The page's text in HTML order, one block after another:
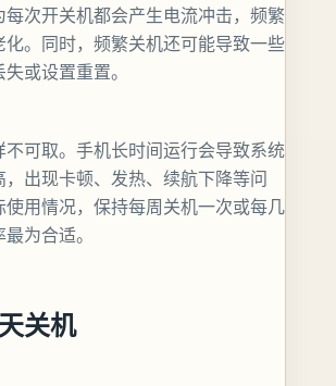
次开关机都会产生电流冲击，频繁
。同时，频繁关机还可能导致一些
或设置重置。
不可取。手机长时间运行会导致系统
出现卡顿、发热、续航下降等问
用情况，保持每周关机一次或每几
为合适。
关机